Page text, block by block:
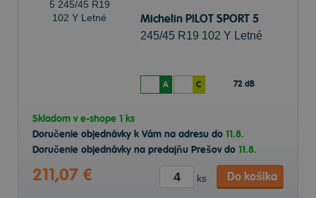
Michelin PILOT SPORT 5
245/45 R19 102 Y Letné
A C 72 dB
Skladom ve-shope 1 ks
Doručenie objednávky k Vám na adresu do 11.8.
Doručenie objednávky na predajňu Prešov do 11.8.
211,07 € ks Do košíka